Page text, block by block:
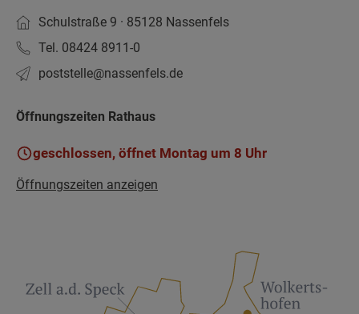
Schulstraße 9 · 85128 Nassenfels
Tel. 08424 8911-0
poststelle­@nassenfels.de
Öffnungszeiten Rathaus
geschlossen, öffnet Montag um 8 Uhr
Öffnungszeiten anzeigen